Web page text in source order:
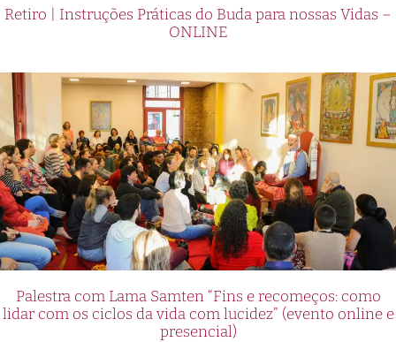
Retiro | Instruções Práticas do Buda para nossas Vidas –
ONLINE
Palestra com Lama Samten “Fins e recomeços: como
lidar com os ciclos da vida com lucidez” (evento online e
presencial)